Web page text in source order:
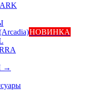
НОВИНКА
→